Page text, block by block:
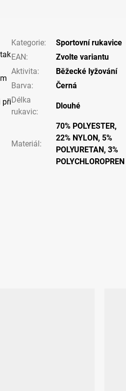
při
Kategorie:
Sportovní rukavice
EAN:
Zvolte variantu
Aktivita:
Běžecké lyžování
Barva:
Černá
Délka
rukavic:
Dlouhé
Materiál:
70% POLYESTER,
22% NYLON, 5%
POLYURETAN, 3%
POLYCHLOROPREN